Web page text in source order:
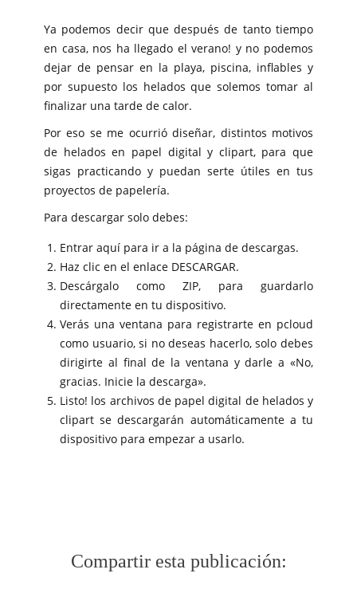
Ya podemos decir que después de tanto tiempo
en casa, nos ha llegado el verano! y no podemos
dejar de pensar en la playa, piscina, inflables y
por supuesto los helados que solemos tomar al
finalizar una tarde de calor.
Por eso se me ocurrió diseñar, distintos motivos
de helados en papel digital y clipart, para que
sigas practicando y puedan serte útiles en tus
proyectos de papelería.
Para descargar solo debes:
Entrar aquí para ir a la página de descargas.
Haz clic en el enlace DESCARGAR.
Descárgalo como ZIP, para guardarlo
directamente en tu dispositivo.
Verás una ventana para registrarte en pcloud
como usuario, si no deseas hacerlo, solo debes
dirigirte al final de la ventana y darle a «No,
gracias. Inicie la descarga».
Listo! los archivos de papel digital de helados y
clipart se descargarán automáticamente a tu
dispositivo para empezar a usarlo.
Compartir esta publicación: